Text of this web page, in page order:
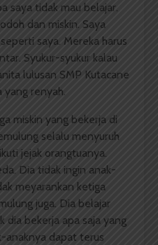
saya tidak mau belajar.
dan miskin. Saya
saya. Mereka harus
Syukur-syukur kalau
lulusan SMP Kutacane
yang renyah.
miskin yang bekerja di
selalu menyuruh
jejak orangtuanya.
Dia tidak ingin anak-
meyarankan ketiga
juga. Dia belajar
dia bekerja apa saja yang
anaknya dapat terus